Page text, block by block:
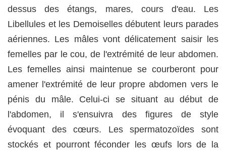
dessus des étangs, mares, cours d'eau. Les
Libellules et les Demoiselles débutent leurs parades
aériennes. Les mâles vont délicatement saisir les
femelles par le cou, de l'extrémité de leur abdomen.
Les femelles ainsi maintenue se courberont pour
amener l'extrémité de leur propre abdomen vers le
pénis du mâle. Celui-ci se situant au début de
l'abdomen, il s'ensuivra des figures de style
évoquant des cœurs. Les spermatozoïdes sont
stockés et pourront féconder les œufs lors de la